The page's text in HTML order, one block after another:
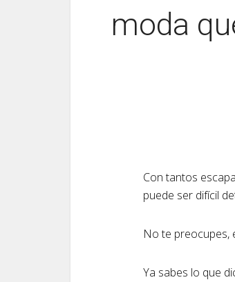
moda
Con tantos
puede ser difícil
No te preocupes,
Ya sabes lo que